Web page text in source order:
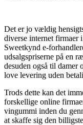
Det er jo vældig
diverse internet firmaer
Sweetkynd e-
udsalgspriserne på en
desuden også til damer
love levering uden
Trods dette kan det
forskellige online
vingummi inden du
at skaffe sig den